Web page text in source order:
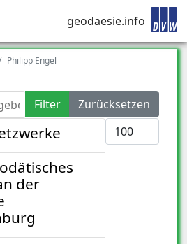
geodaesie.info
Philipp Engel
Filter
Zurücksetzen
Anzeige #
der